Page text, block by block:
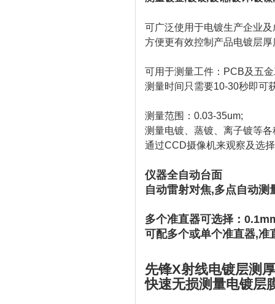
可广泛使用于电镀生产企业
方便更有效控制产品电镀层
可用于测量工件：PCB及五
测量时间只需要10-30秒即可
测量范围：0.03-35um;
测量电镀、蒸镀、离子镀等
通过CCD摄像机来观察及选
仪器全自动台面
自动雷射对焦,多点自动测
多个准直器可选择：
可配多个或单个准直器,准
先锋X射线电镀层测
快速无损测量电镀层